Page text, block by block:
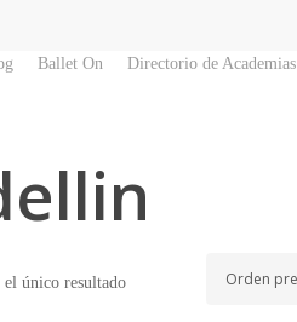
Ballet On Directorio de Academias
el único resultado